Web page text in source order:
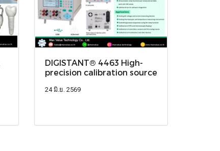
DIGISTANT® 4463 High-
precision calibration source
24 มิ.ย. 2569